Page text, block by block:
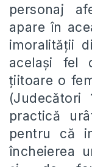
personaj
apare în
imoralității
același fel
țiitoare o
(Judecători
practică
pentru că
încheierea